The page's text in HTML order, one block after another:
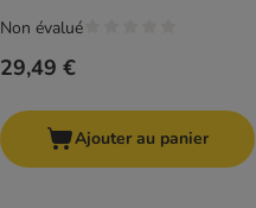
29,49 €
Non évalué
Ajouter au panier